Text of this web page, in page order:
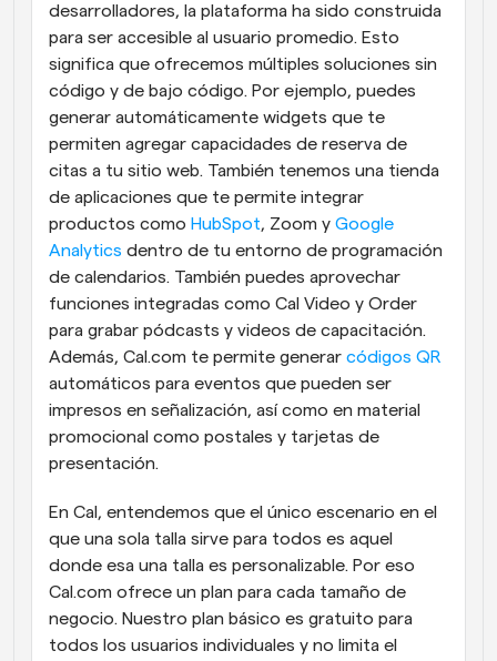
desarrolladores, la plataforma ha sido construida
para ser accesible al usuario promedio. Esto
significa que ofrecemos múltiples soluciones sin
código y de bajo código. Por ejemplo, puedes
generar automáticamente widgets que te
permiten agregar capacidades de reserva de
citas a tu sitio web. También tenemos una tienda
de aplicaciones que te permite integrar
productos como HubSpot, Zoom y Google
Analytics dentro de tu entorno de programación
de calendarios. También puedes aprovechar
funciones integradas como Cal Video y Order
para grabar pódcasts y videos de capacitación.
Además, Cal.com te permite generar códigos QR
automáticos para eventos que pueden ser
impresos en señalización, así como en material
promocional como postales y tarjetas de
presentación.
En Cal, entendemos que el único escenario en el
que una sola talla sirve para todos es aquel
donde esa una talla es personalizable. Por eso
Cal.com ofrece un plan para cada tamaño de
negocio. Nuestro plan básico es gratuito para
todos los usuarios individuales y no limita el